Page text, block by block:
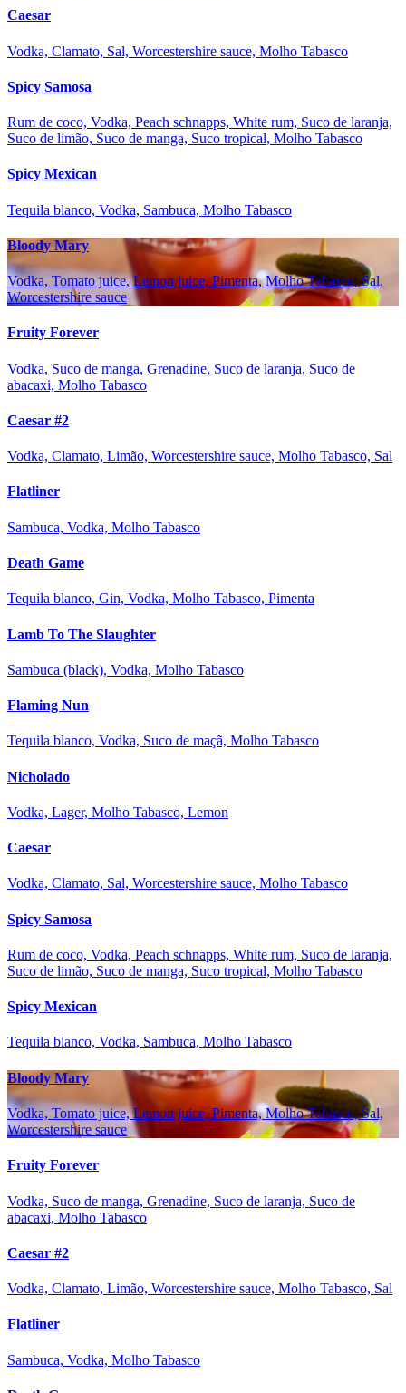
Caesar
Vodka, Clamato, Sal, Worcestershire sauce, Molho Tabasco
Spicy Samosa
Rum de coco, Vodka, Peach schnapps, White rum, Suco de laranja,
Suco de limão, Suco de manga, Suco tropical, Molho Tabasco
Spicy Mexican
Tequila blanco, Vodka, Sambuca, Molho Tabasco
Bloody Mary
Vodka, Tomato juice, Lemon juice, Pimenta, Molho Tabasco, Sal,
Worcestershire sauce
Fruity Forever
Vodka, Suco de manga, Grenadine, Suco de laranja, Suco de
abacaxi, Molho Tabasco
Caesar #2
Vodka, Clamato, Limão, Worcestershire sauce, Molho Tabasco, Sal
Flatliner
Sambuca, Vodka, Molho Tabasco
Death Game
Tequila blanco, Gin, Vodka, Molho Tabasco, Pimenta
Lamb To The Slaughter
Sambuca (black), Vodka, Molho Tabasco
Flaming Nun
Tequila blanco, Vodka, Suco de maçã, Molho Tabasco
Nicholado
Vodka, Lager, Molho Tabasco, Lemon
Caesar
Vodka, Clamato, Sal, Worcestershire sauce, Molho Tabasco
Spicy Samosa
Rum de coco, Vodka, Peach schnapps, White rum, Suco de laranja,
Suco de limão, Suco de manga, Suco tropical, Molho Tabasco
Spicy Mexican
Tequila blanco, Vodka, Sambuca, Molho Tabasco
Bloody Mary
Vodka, Tomato juice, Lemon juice, Pimenta, Molho Tabasco, Sal,
Worcestershire sauce
Fruity Forever
Vodka, Suco de manga, Grenadine, Suco de laranja, Suco de
abacaxi, Molho Tabasco
Caesar #2
Vodka, Clamato, Limão, Worcestershire sauce, Molho Tabasco, Sal
Flatliner
Sambuca, Vodka, Molho Tabasco